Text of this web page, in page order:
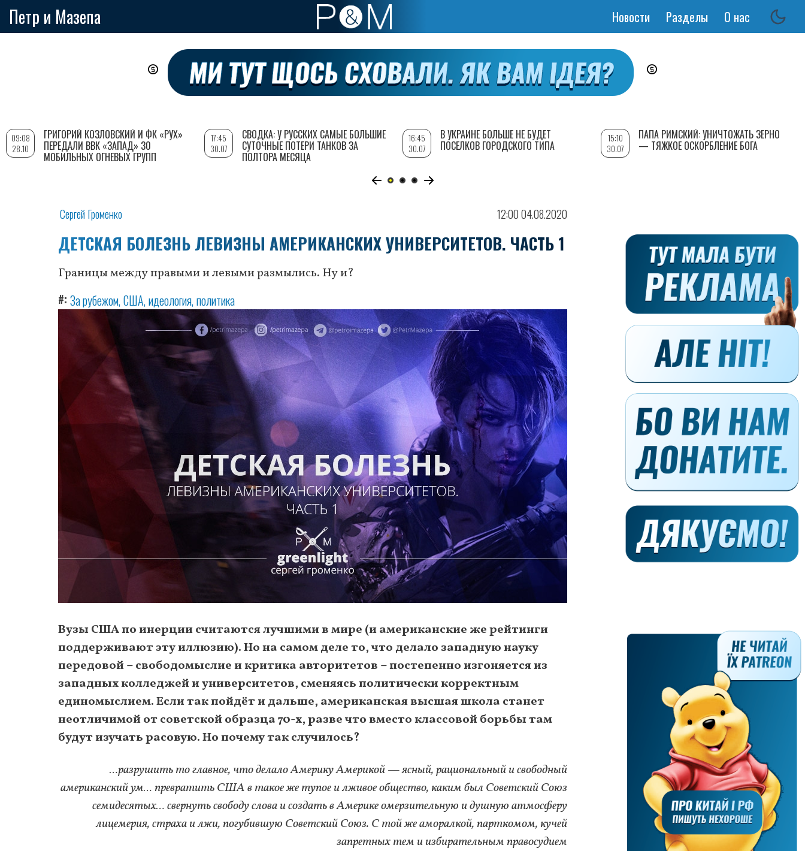
Петр и Мазепа
Основная
Новости Разделы О нас
Сергей Громенко 12:00 04.08.2020
ДЕТСКАЯ БОЛЕЗНЬ ЛЕВИЗНЫ АМЕРИКАНСКИХ УНИВЕРСИТЕТОВ. ЧАСТЬ 1
Границы между правыми и левыми размылись. Ну и?
# За рубежом США идеология политика
Вузы США по инерции считаются лучшими в мире (и американские же рейтинги
поддерживают эту иллюзию). Но на самом деле то, что делало западную науку
передовой – свободомыслие и критика авторитетов – постепенно изгоняется из
западных колледжей и университетов, сменяясь политически корректным
единомыслием. Если так пойдёт и дальше, американская высшая школа станет
неотличимой от советской образца 70-х, разве что вместо классовой борьбы там
будут изучать расовую. Но почему так случилось?
…разрушить то главное, что делало Америку Америкой — ясный, рациональный и свободный
американский ум… превратить США в такое же тупое и лживое общество, каким был Советский Союз
семидесятых… свернуть свободу слова и создать в Америке омерзительную и душную атмосферу
лицемерия, страха и лжи, погубившую Советский Союз. С той же аморалкой, парткомом, кучей
запретных тем и избирательным правосудием
09:08
28.10
ГРИГОРИЙ КОЗЛОВСКИЙ И ФК «РУХ»
ПЕРЕДАЛИ ВВК «ЗАПАД» 30
МОБИЛЬНЫХ ОГНЕВЫХ ГРУПП
17:45
30.07
СВОДКА: У РУССКИХ САМЫЕ БОЛЬШИЕ
СУТОЧНЫЕ ПОТЕРИ ТАНКОВ ЗА
ПОЛТОРА МЕСЯЦА
16:45
30.07
В УКРАИНЕ БОЛЬШЕ НЕ БУДЕТ
ПОСЕЛКОВ ГОРОДСКОГО ТИПА
15:10
30.07
ПАПА РИМСКИЙ: УНИЧТОЖАТЬ ЗЕРНО
— ТЯЖКОЕ ОСКОРБЛЕНИЕ БОГА